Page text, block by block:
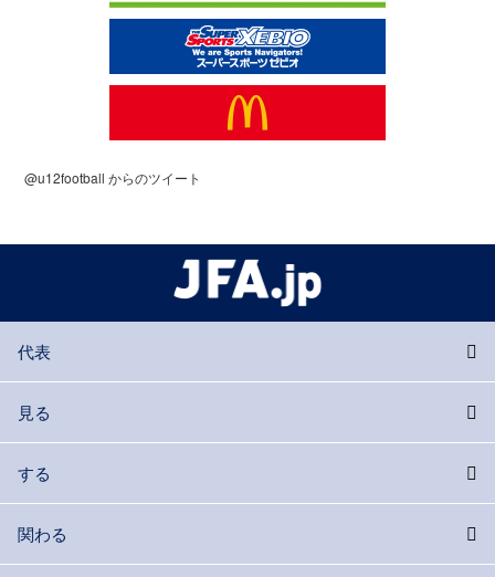
@u12football からのツイート
代表
見る
する
関わる